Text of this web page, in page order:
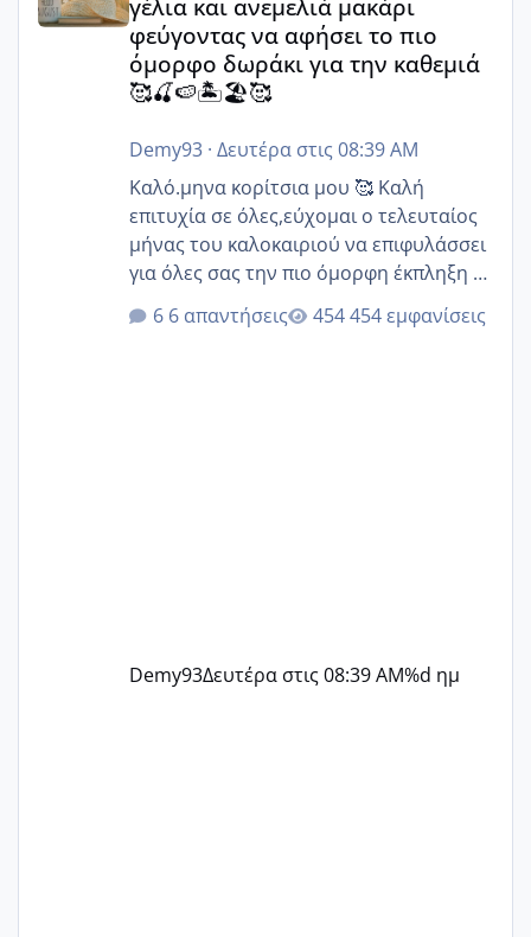
φεύγοντας να αφήσει το πιο
όμορφο δωράκι για την καθεμιά
🥰🍒🍉🏝️🏖️🥰
Demy93· Δευτέρα στις 08:39 AM
Καλό.μηνα κορίτσια μου 🥰 Καλή
επιτυχία σε όλες,εύχομαι ο τελευταίος
μήνας του καλοκαιριού να επιφυλάσσει
για όλες σας την πιο όμορφη έκπληξη 🧿
@Elk @Melikara86 @Παρασκευαιδου
@Zenia z @melitiniღ @Christi.D.
6 απαντήσεις 454 εμφανίσεις
Demy93Δευτέρα στις 08:39 AM%d ημ